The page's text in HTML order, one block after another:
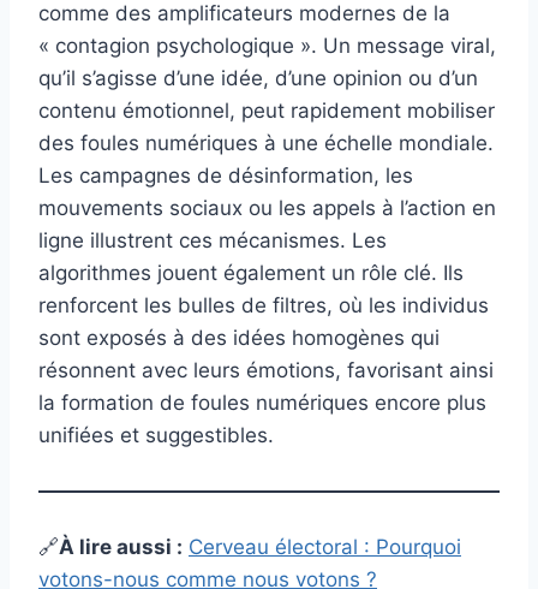
comme des amplificateurs modernes de la
« contagion psychologique ». Un message viral,
qu’il s’agisse d’une idée, d’une opinion ou d’un
contenu émotionnel, peut rapidement mobiliser
des foules numériques à une échelle mondiale.
Les campagnes de désinformation, les
mouvements sociaux ou les appels à l’action en
ligne illustrent ces mécanismes. Les
algorithmes jouent également un rôle clé. Ils
renforcent les bulles de filtres, où les individus
sont exposés à des idées homogènes qui
résonnent avec leurs émotions, favorisant ainsi
la formation de foules numériques encore plus
unifiées et suggestibles.
🔗À lire aussi : Cerveau électoral : Pourquoi
votons-nous comme nous votons ?